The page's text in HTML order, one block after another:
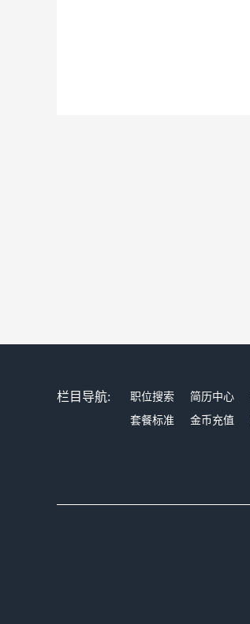
栏目导航: 职位搜索 简历中心
套餐标准
金币充值